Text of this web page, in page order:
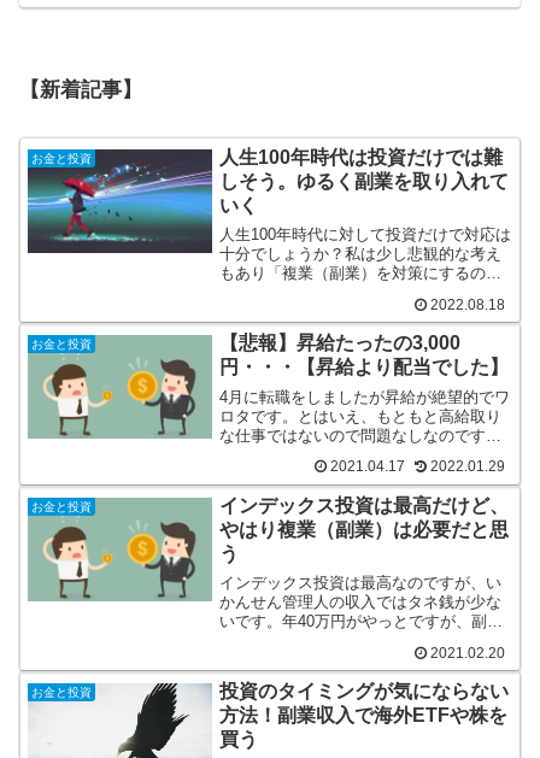
【新着記事】
お金と投資
人生100年時代は投資だけでは難
しそう。ゆるく副業を取り入れて
いく
人生100年時代に対して投資だけで対応は
十分でしょうか？私は少し悲観的な考え
もあり「複業（副業）を対策にするのが
年金で老後を生きるという感じ。興味の
ある方は記事をお読み頂けると嬉しいで
す。
2022.08.18
お金と投資
【悲報】昇給たったの3,000
円・・・【昇給より配当でした】
4月に転職をしましたが昇給が絶望的でワ
ロタです。とはいえ、もともと高給取り
な仕事ではないので問題なしなのです
2021.04.17 2022.01.29
お金と投資
インデックス投資は最高だけど、
やはり複業（副業）は必要だと思
う
インデックス投資は最高なのですが、い
かんせん管理人の収入ではタネ銭が少な
いです。年40万円がやっとですが、副業
うです。最近は余剰資金＝副業収入で投
資が良いと思っており記事にしました。
2021.02.20
お金と投資
投資のタイミングが気にならない
方法！副業収入で海外ETFや株を
買う